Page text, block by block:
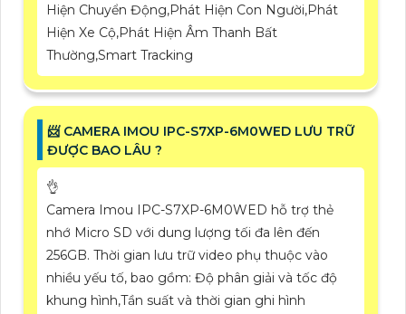
Hiện Chuyển Động,Phát Hiện Con Người,Phát
Hiện Xe Cộ,Phát Hiện Âm Thanh Bất
Thường,Smart Tracking
📨 CAMERA IMOU IPC-S7XP-6M0WED LƯU TRỮ
ĐƯỢC BAO LÂU ?
👌
Camera Imou IPC-S7XP-6M0WED hỗ trợ thẻ
nhớ Micro SD với dung lượng tối đa lên đến
256GB. Thời gian lưu trữ video phụ thuộc vào
nhiều yếu tố, bao gồm: Độ phân giải và tốc độ
khung hình,Tần suất và thời gian ghi hình